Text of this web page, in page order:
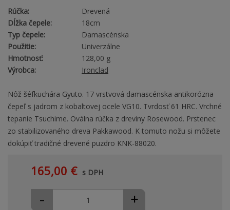
Rúčka:
Drevená
Dĺžka čepele:
18cm
Typ čepele:
Damascénska
Použitie:
Univerzálne
Hmotnosť:
128,00 g
Výrobca:
Ironclad
Nôž šéfkuchára Gyuto. 17 vrstvová damascénska antikorózna
čepeľ s jadrom z kobaltovej ocele VG10. Tvrdosť 61 HRC. Vrchné
tepanie Tsuchime. Oválna rúčka z dreviny Rosewood. Prstenec
zo stabilizovaného dreva Pakkawood. K tomuto nožu si môžete
dokúpiť tradičné drevené puzdro KNK-88020.
165,00 € s DPH
+
-